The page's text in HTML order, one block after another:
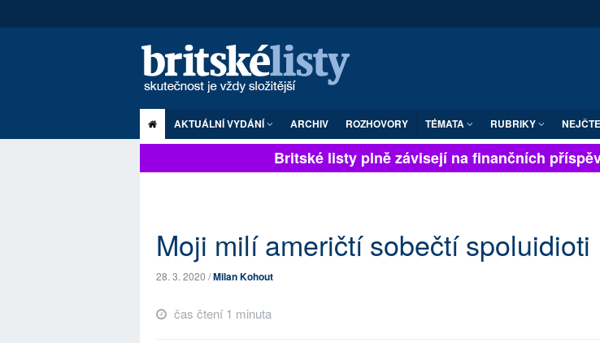
AKTUÁLNÍ VYDÁNÍ ARCHIV ROZHOVORY TÉMATA RUBRIKY
Britské listy plně závisejí na finančních
Moji milí američtí sobečtí spoluidioti
28. 3. 2020 /Milan Kohout
čas čtení 1 minuta